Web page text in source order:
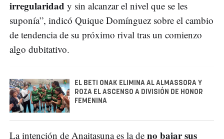
irregularidad y sin alcanzar el nivel que se les
suponía”, indicó Quique Domínguez sobre el cambio
de tendencia de su próximo rival tras un comienzo
algo dubitativo.
EL BETI ONAK ELIMINA AL ALMASSORA Y
ROZA EL ASCENSO A DIVISIÓN DE HONOR
FEMENINA
La intención de Anaitasuna es la de no bajar sus